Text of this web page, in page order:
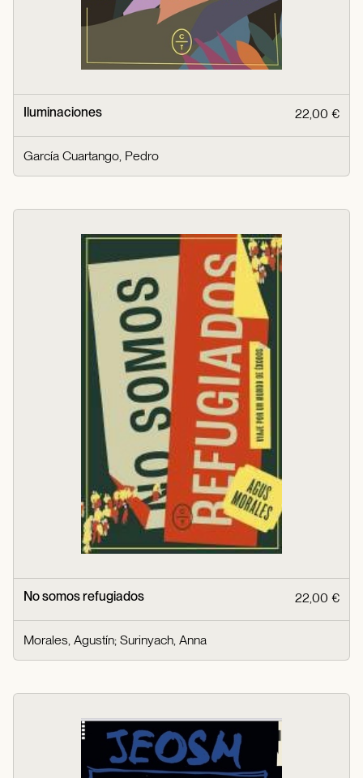
Iluminaciones 22,00 €
García Cuartango, Pedro
No somos refugiados 22,00 €
Morales, Agustín; Surinyach, Anna